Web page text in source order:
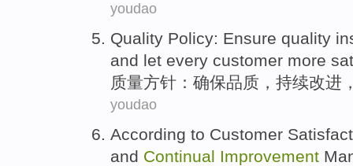
youdao
Quality Policy: Ensure quality
and let every customer more
质量方针 ： 确保品质 ， 持续改进
youdao
According to Customer
and Continual Improvement